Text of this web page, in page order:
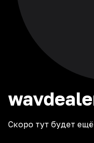
Скоро тут будет